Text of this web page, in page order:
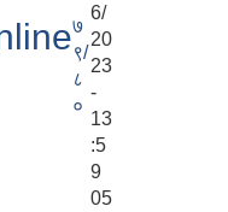
७
९/
८
०
6/
20
23
-
13
:5
9
05